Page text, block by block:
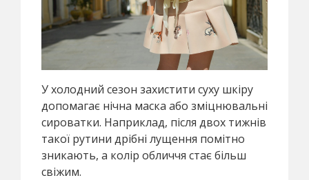
У холодний сезон захистити суху шкіру
допомагає нічна маска або зміцнювальні
сироватки. Наприклад, після двох тижнів
такої рутини дрібні лущення помітно
зникають, а колір обличчя стає більш
свіжим.